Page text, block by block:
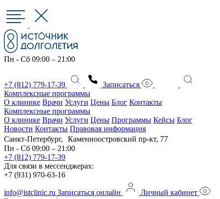
Пн - Сб 09:00 – 21:00
+7 (812) 779-17-39
Записаться
Комплексные программы
О клинике Врачи Услуги Цены Блог Контакты
Комплексные программы
О клинике Врачи Услуги Цены Программы Кейсы Блог
Новости Контакты Правовая информация
Санкт-Петербург, Каменноостровский пр-кт, 77
Пн - Сб 09:00 – 21:00
+7 (812) 779-17-39
Для связи в мессенджерах:
+7 (931) 970-63-16
info@istclinic.ru Записаться онлайн
Личный кабинет